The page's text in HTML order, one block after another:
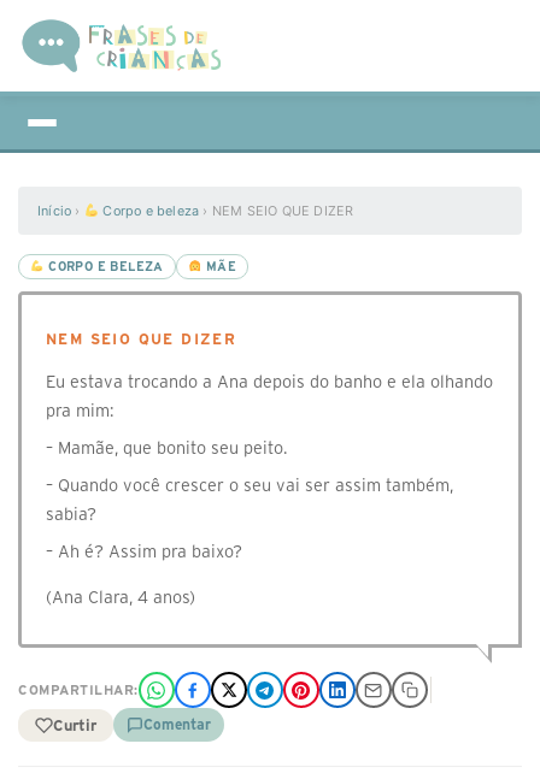
Início › Corpo e beleza › NEM SEIO QUE DIZER
CORPO E BELEZA MÃE
NEM SEIO QUE DIZER
Eu estava trocando a Ana depois do banho e ela olhando
pra mim:
– Mamãe, que bonito seu peito.
– Quando você crescer o seu vai ser assim também,
sabia?
– Ah é? Assim pra baixo?
(Ana Clara, 4 anos)
COMPARTILHAR:
Curtir Comentar